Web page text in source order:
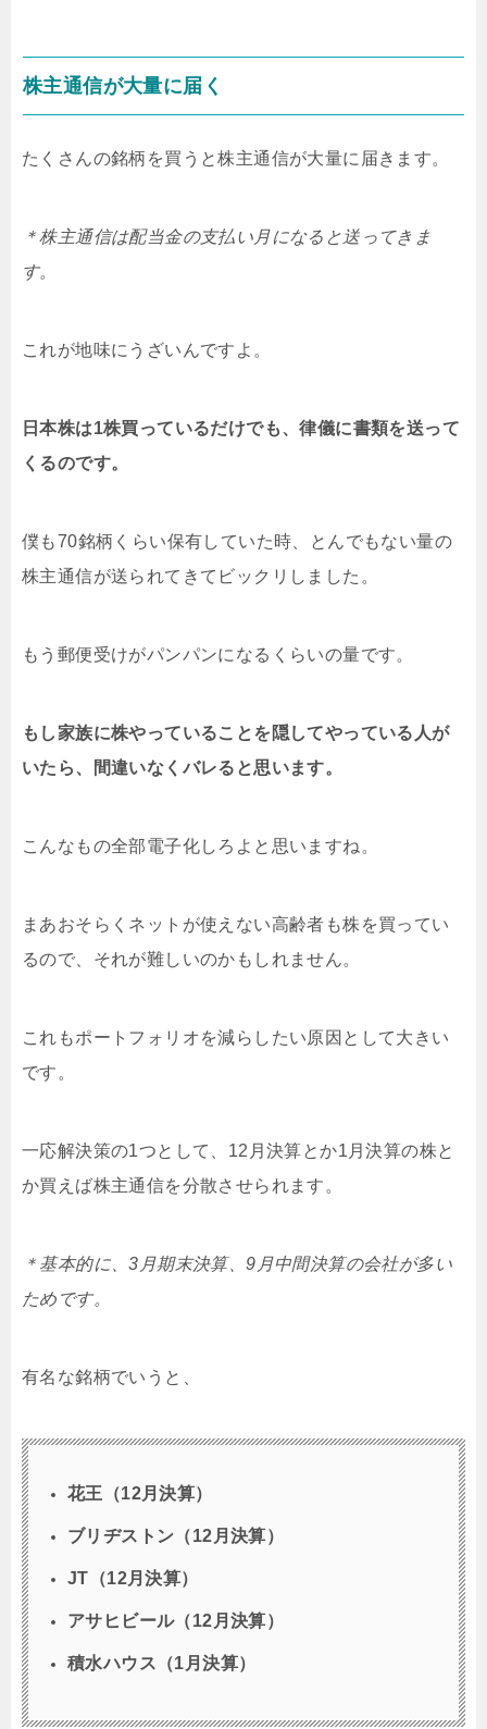
株主通信が大量に届く
たくさんの銘柄を買うと株主通信が大量に届きます。
＊株主通信は配当金の支払い月になると送ってきま
す。
これが地味にうざいんですよ。
日本株は1株買っているだけでも、律儀に書類を送って
くるのです。
僕も70銘柄くらい保有していた時、とんでもない量の
株主通信が送られてきてビックリしました。
もう郵便受けがパンパンになるくらいの量です。
もし家族に株やっていることを隠してやっている人が
いたら、間違いなくバレると思います。
こんなもの全部電子化しろよと思いますね。
まあおそらくネットが使えない高齢者も株を買ってい
るので、それが難しいのかもしれません。
これもポートフォリオを減らしたい原因として大きい
です。
一応解決策の1つとして、12月決算とか1月決算の株と
か買えば株主通信を分散させられます。
＊基本的に、3月期末決算、9月中間決算の会社が多い
ためです。
有名な銘柄でいうと、
花王（12月決算）
ブリヂストン（12月決算）
JT（12月決算）
アサヒビール（12月決算）
積水ハウス（1月決算）